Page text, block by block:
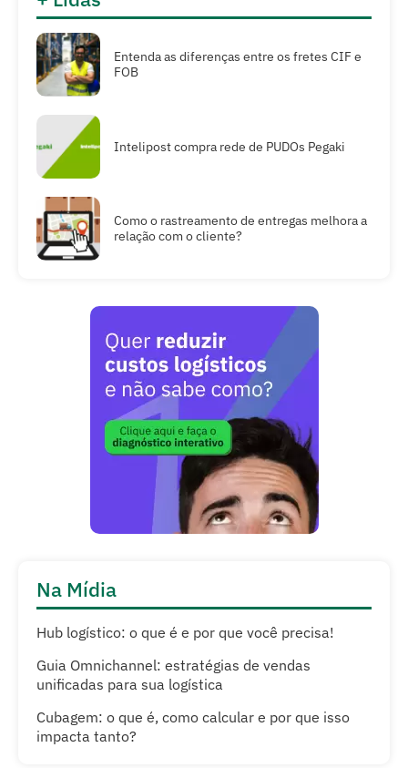
Entenda as diferenças entre os fretes CIF e
FOB
Intelipost compra rede de PUDOs Pegaki
Como o rastreamento de entregas melhora a
relação com o cliente?
Na Mídia
Hub logístico: o que é e por que você precisa!
Guia Omnichannel: estratégias de vendas
unificadas para sua logística
Cubagem: o que é, como calcular e por que isso
impacta tanto?